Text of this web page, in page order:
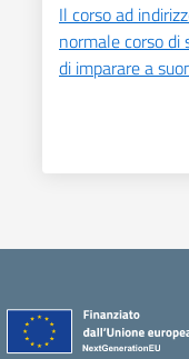
Il corso ad
normale corso di
di imparare a